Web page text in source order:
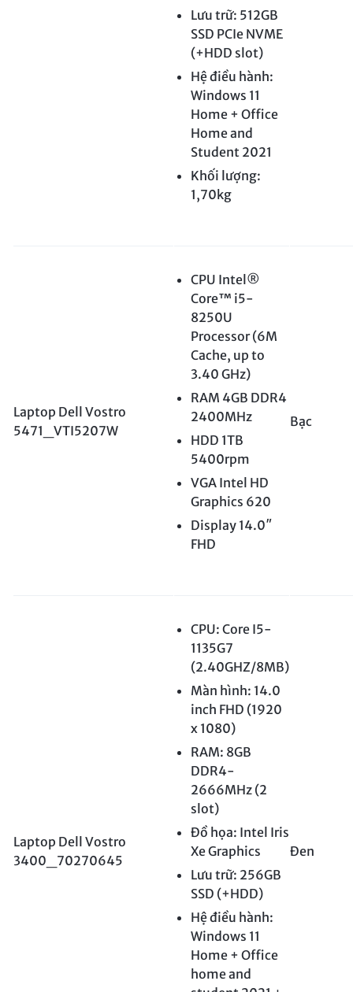
Lưu trữ: 512GB
SSD PCIe NVME
(+HDD slot)
Hệ điều hành:
Windows 11
Home + Office
Home and
Student 2021
Khối lượng:
1,70kg
Laptop Dell Vostro
5471_VTI5207W
CPU Intel®
Core™ i5-
8250U
Processor (6M
Cache, up to
3.40 GHz)
RAM 4GB DDR4
2400MHz
HDD 1TB
5400rpm
VGA Intel HD
Graphics 620
Display 14.0″
FHD
Bạc
Laptop Dell Vostro
3400_70270645
CPU: Core I5-
1135G7
(2.40GHZ/8MB)
Màn hình: 14.0
inch FHD (1920
x 1080)
RAM: 8GB
DDR4-
2666MHz (2
slot)
Đồ họa: Intel Iris
Xe Graphics
Lưu trữ: 256GB
SSD (+HDD)
Hệ điều hành:
Windows 11
Home + Office
home and
Đen